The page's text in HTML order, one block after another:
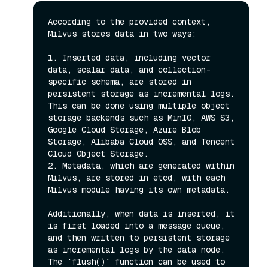
According to the provided context,
Milvus stores data in two ways:
1. Inserted data, including vector
data, scalar data, and collection-
specific schema, are stored in
persistent storage as incremental logs.
This can be done using multiple object
storage backends such as MinIO, AWS S3,
Google Cloud Storage, Azure Blob
Storage, Alibaba Cloud OSS, and Tencent
Cloud Object Storage.
2. Metadata, which are generated within
Milvus, are stored in etcd, with each
Milvus module having its own metadata.
Additionally, when data is inserted, it
is first loaded into a message queue,
and then written to persistent storage
as incremental logs by the data node.
The `flush()` function can be used to